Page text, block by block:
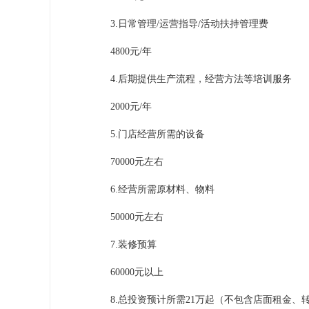
3.日常管理/运营指导/活动扶持管理费
4800元/年
4.后期提供生产流程，经营方法等培训服务
2000元/年
5.门店经营所需的设备
70000元左右
6.经营所需原材料、物料
50000元左右
7.装修预算
60000元以上
8.总投资预计所需21万起（不包含店面租金、转